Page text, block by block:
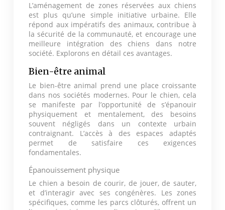
L’aménagement de zones réservées aux chiens
est plus qu’une simple initiative urbaine. Elle
répond aux impératifs des animaux, contribue à
la sécurité de la communauté, et encourage une
meilleure intégration des chiens dans notre
société. Explorons en détail ces avantages.
Bien-être animal
Le bien-être animal prend une place croissante
dans nos sociétés modernes. Pour le chien, cela
se manifeste par l’opportunité de s’épanouir
physiquement et mentalement, des besoins
souvent négligés dans un contexte urbain
contraignant. L’accès à des espaces adaptés
permet de satisfaire ces exigences
fondamentales.
Épanouissement physique
Le chien a besoin de courir, de jouer, de sauter,
et d’interagir avec ses congénères. Les zones
spécifiques, comme les parcs clôturés, offrent un